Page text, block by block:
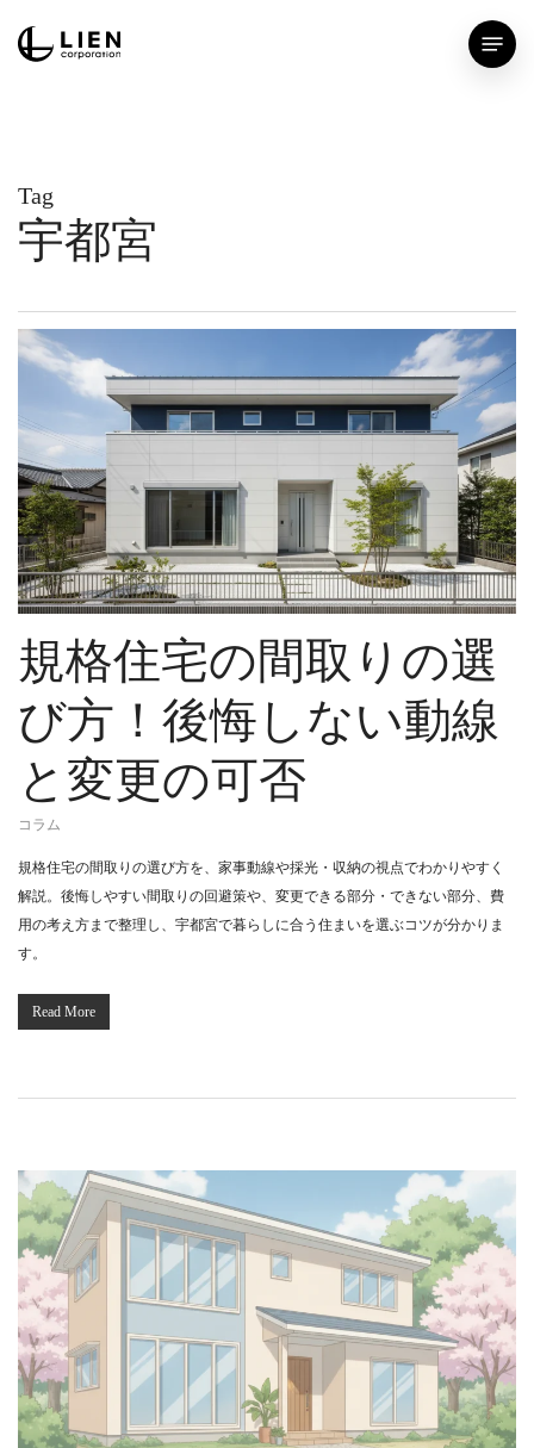
Menu
Tag
宇都宮
規格住宅の間取りの選
び方！後悔しない動線
と変更の可否
コラム
規格住宅の間取りの選び方を、家事動線や採光・収納の視点でわかりやすく
解説。後悔しやすい間取りの回避策や、変更できる部分・できない部分、費
用の考え方まで整理し、宇都宮で暮らしに合う住まいを選ぶコツが分かりま
す。
Read More